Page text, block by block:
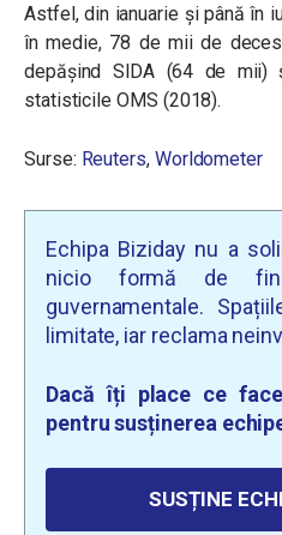
Astfel, din ianuarie și până în
în medie, 78 de mii de
depășind SIDA (64 de
statisticile OMS (2018).
Surse: Reuters, Worldometer
Echipa Biziday nu a
nicio formă de
guvernamentale.
limitate, iar reclama
Dacă îți place ce
pentru susținerea
SUSȚINE